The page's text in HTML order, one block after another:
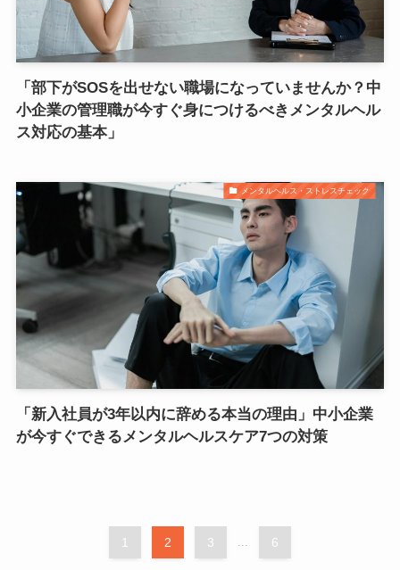
「部下がSOSを出せない職場になっていませんか？中
小企業の管理職が今すぐ身につけるべきメンタルヘル
ス対応の基本」
メンタルヘルス・ストレスチェック
「新入社員が3年以内に辞める本当の理由」中小企業
が今すぐできるメンタルヘルスケア7つの対策
1 2 3 6